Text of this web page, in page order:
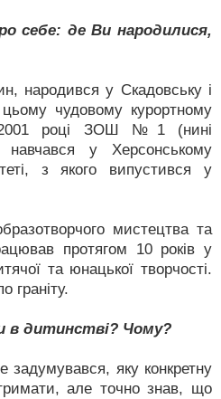
себе: де Ви народилися,
народився у Скадовську і
чудовому курортному
2001 році ЗОШ №1 (нині
навчався у Херсонському
з якого випустився у
мистецтва та
протягом 10 років у
та юнацької творчості.
граніту.
в дитинстві? Чому?
задумувався, яку конкретну
але точно знав, що